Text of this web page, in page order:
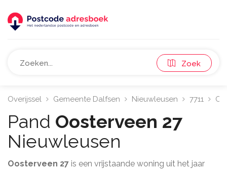
Zoek
Overijssel Gemeente Dalfsen Nieuwleusen 7711
Pand Oosterveen 27
Nieuwleusen
Oosterveen 27 is een vrijstaande woning uit het jaar